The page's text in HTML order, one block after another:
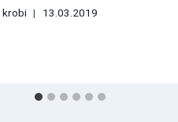
krobi 13.03.2019